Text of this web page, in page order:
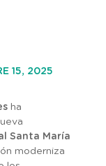
15, 2025
ha
Santa María
moderniza